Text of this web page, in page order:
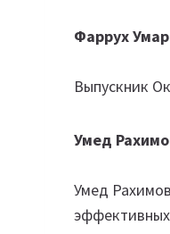
Фаррух
Выпускник
Умед
Умед